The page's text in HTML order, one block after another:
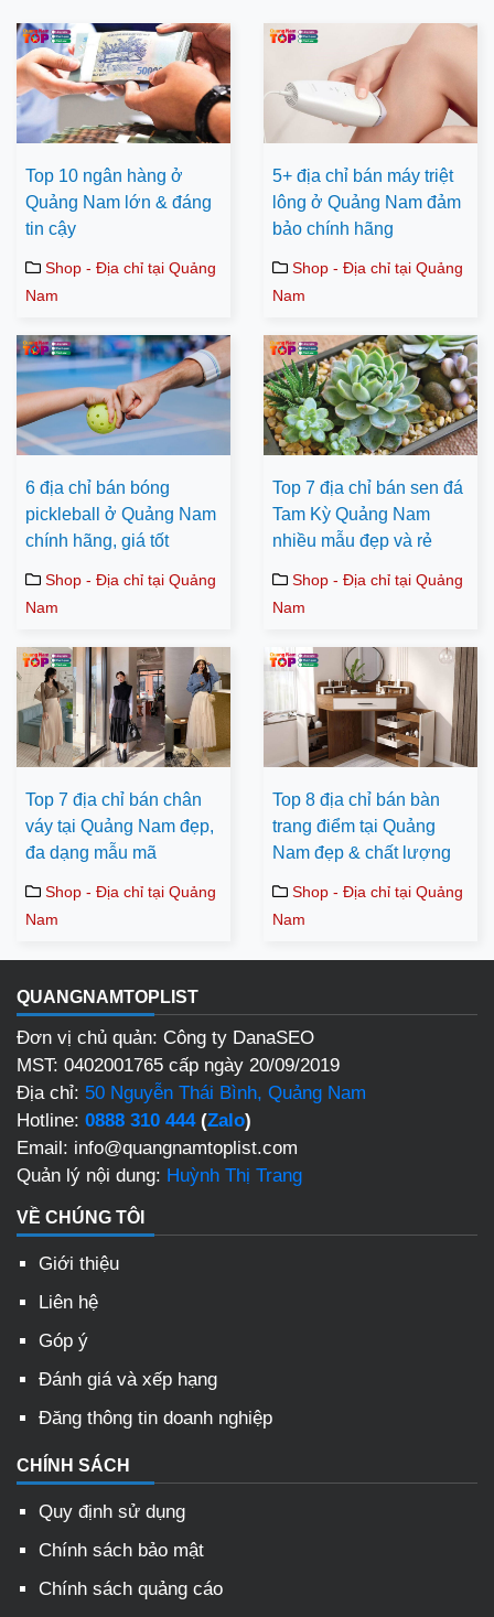
Top 10 ngân hàng ở
Quảng Nam lớn & đáng
tin cậy
Shop - Địa chỉ tại Quảng
Nam
5+ địa chỉ bán máy triệt
lông ở Quảng Nam đảm
bảo chính hãng
Shop - Địa chỉ tại Quảng
Nam
6 địa chỉ bán bóng
pickleball ở Quảng Nam
chính hãng, giá tốt
Shop - Địa chỉ tại Quảng
Nam
Top 7 địa chỉ bán sen đá
Tam Kỳ Quảng Nam
nhiều mẫu đẹp và rẻ
Shop - Địa chỉ tại Quảng
Nam
Top 7 địa chỉ bán chân
váy tại Quảng Nam đẹp,
đa dạng mẫu mã
Shop - Địa chỉ tại Quảng
Nam
Top 8 địa chỉ bán bàn
trang điểm tại Quảng
Nam đẹp & chất lượng
Shop - Địa chỉ tại Quảng
Nam
QUANGNAMTOPLIST
Đơn vị chủ quản: Công ty DanaSEO
MST: 0402001765 cấp ngày 20/09/2019
Địa chỉ: 50 Nguyễn Thái Bình, Quảng Nam
Hotline: 0888 310 444(Zalo)
Email: info@quangnamtoplist.com
Quản lý nội dung: Huỳnh Thị Trang
VỀ CHÚNG TÔI
Giới thiệu
Liên hệ
Góp ý
Đánh giá và xếp hạng
Đăng thông tin doanh nghiệp
CHÍNH SÁCH
Quy định sử dụng
Chính sách bảo mật
Chính sách quảng cáo